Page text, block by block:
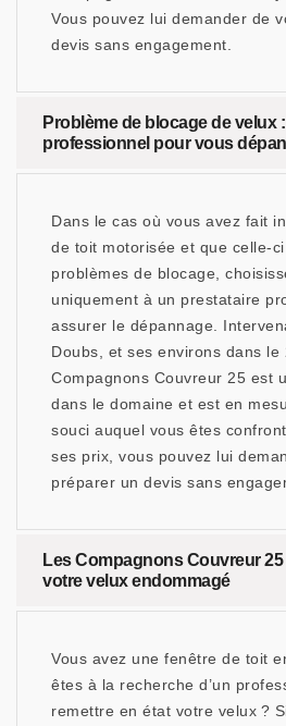
Vous pouvez lui demander de
devis sans engagement.
Problème de blocage de velux
professionnel pour vous
Dans le cas où vous avez fait
de toit motorisée et que celle-
problèmes de blocage,
uniquement à un prestataire
assurer le dépannage.
Doubs, et ses environs dans le
Compagnons Couvreur 25 est
dans le domaine et est en
souci auquel vous êtes
ses prix, vous pouvez lui
préparer un devis sans
Les Compagnons Couvreur
votre velux endommagé
Vous avez une fenêtre de toit
êtes à la recherche d’un
remettre en état votre velux ?